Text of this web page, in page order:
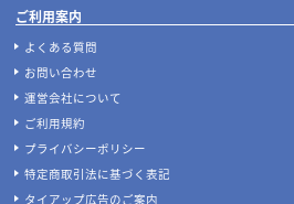
ご利用案内
よくある質問
お問い合わせ
運営会社について
ご利用規約
プライバシーポリシー
特定商取引法に基づく表記
タイアップ広告のご案内